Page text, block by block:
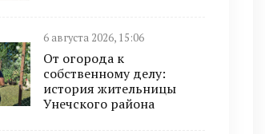
6 августа 2026, 15:06
От огорода к
собственному делу:
история жительницы
Унечского района